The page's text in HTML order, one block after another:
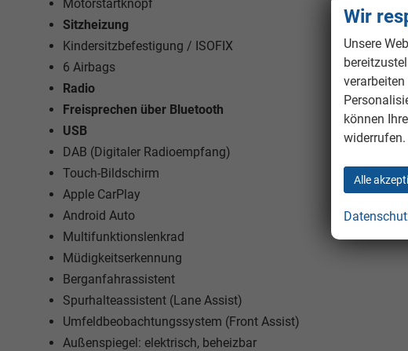
Motorstartknopf
Sitzheizung
Kindersitzbefestigung / ISOFIX
6 Airbags
Radio
Freisprechen über Bluetooth
USB
DAB (Digitaler Radioempfang)
Touch-Bildschirm
Apple CarPlay
Android Auto
Multifunktionslenkrad
Müdigkeitserkennung
Berganfahrassistent
Spurhalteassistent (Lane Assist)
Umfeldbeobachtungssystem (Front Assist)
Außenspiegel: elektrisch, beheizbar
Wir
Unsere
können
widerrufen.
Alle